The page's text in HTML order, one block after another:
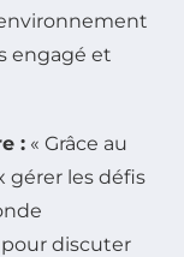
engagé et
: « Grâce au
gérer les défis
discuter